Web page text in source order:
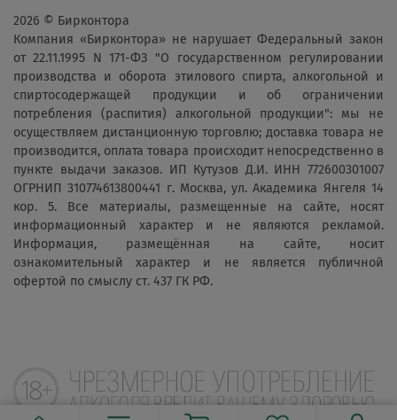
2026 © Бирконтора
Компания «Бирконтора» не нарушает Федеральный закон
от 22.11.1995 N 171-ФЗ "О государственном регулировании
производства и оборота этилового спирта, алкогольной и
спиртосодержащей продукции и об ограничении
потребления (распития) алкогольной продукции": мы не
осуществляем дистанционную торговлю; доставка товара не
производится, оплата товара происходит непосредственно в
пункте выдачи заказов. ИП Кутузов Д.И. ИНН 772600301007
ОГРНИП 310774613800441 г. Москва, ул. Академика Янгеля 14
кор. 5. Все материалы, размещенные на сайте, носят
информационный характер и не являются рекламой.
Информация, размещённая на сайте, носит
ознакомительный характер и не является публичной
офертой по смыслу ст. 437 ГК РФ.